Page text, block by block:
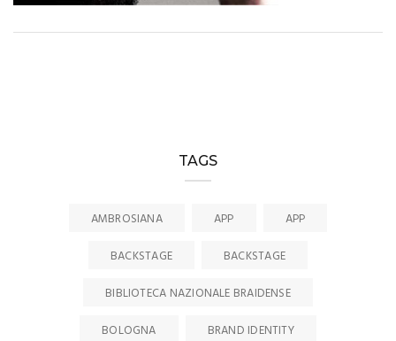
TAGS
AMBROSIANA APP
APP
BACKSTAGE
BACKSTAGE
BIBLIOTECA NAZIONALE BRAIDENSE
BOLOGNA
BRAND IDENTITY